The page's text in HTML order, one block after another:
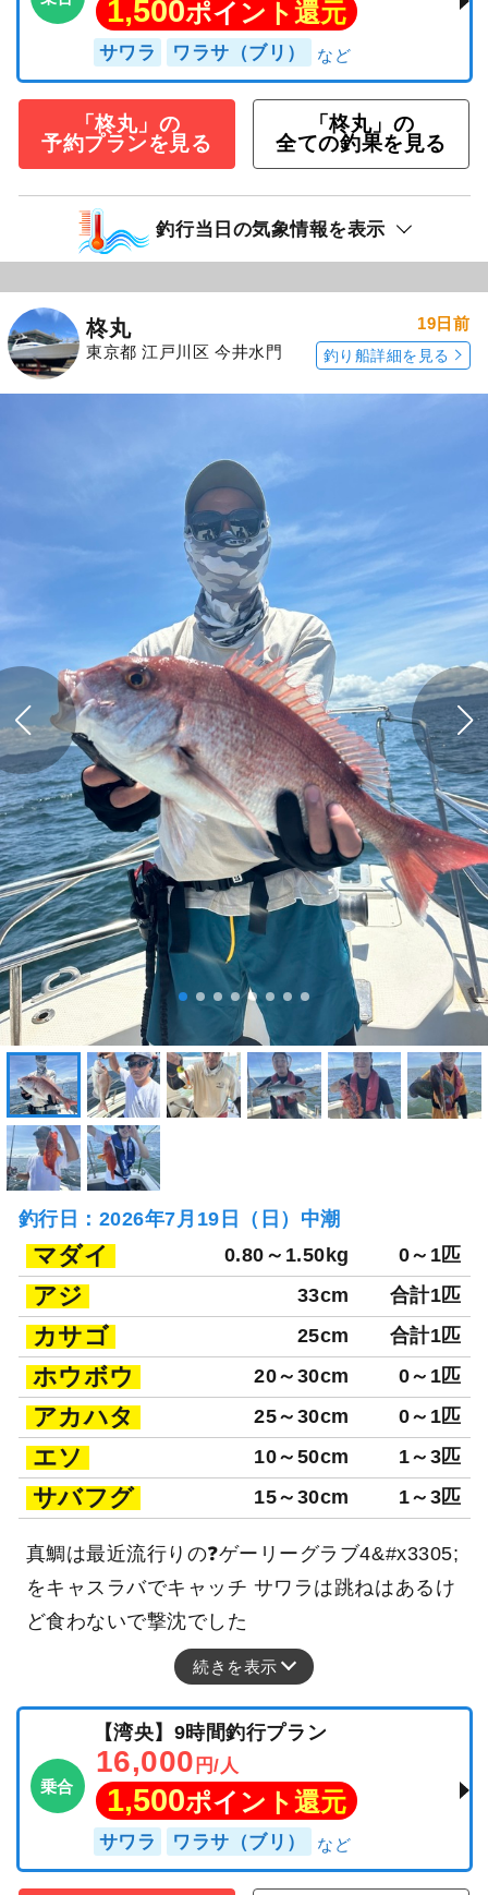
1,500ポイント還元
サワラ ワラサ（ブリ）
「柊丸」の
予約プランを見る
「柊丸」の
全ての釣果を見る
釣行当日の気象情報を表示
柊丸
東京都 江戸川区 今井水門
19日前
釣り船詳細を見る
釣行日：2026年7月19日（日）中潮
マダイ 0.80～1.50kg 0～1匹
アジ 33cm 合計1匹
カサゴ 25cm 合計1匹
ホウボウ 20～30cm 0～1匹
アカハタ 25～30cm 0～1匹
エソ 10～50cm 1～3匹
サバフグ 15～30cm 1～3匹
真鯛は最近流行りの❓ゲーリーグラブ4&#x3305;
をキャスラバでキャッチ サワラは跳ねはあるけ
ど食わないで撃沈でした
続きを表示
乗合
【湾央】9時間釣行プラン
16,000 円/人
1,500ポイント還元
サワラ ワラサ（ブリ）